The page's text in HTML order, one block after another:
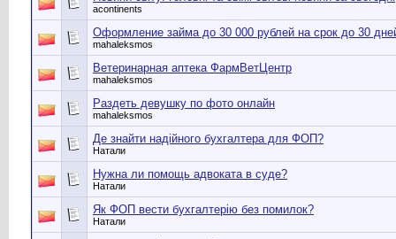
acontinents
Оформление займа до 30 000 рублей на срок до 30
mahaleksmos
Ветеринарная аптека ФармВетЦентр
mahaleksmos
Раздеть девушку по фото онлайн
mahaleksmos
Де знайти надійного бухгалтера для ФОП?
Натали
Нужна ли помощь адвоката в суде?
Натали
Як ФОП вести бухгалтерію без помилок?
Натали